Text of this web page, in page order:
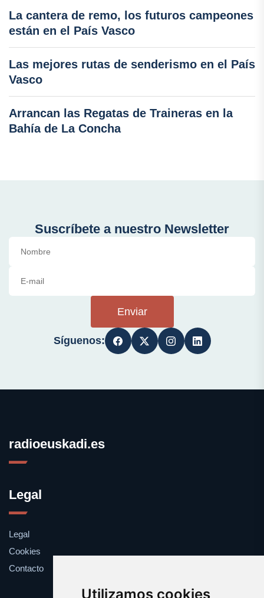
Utilizamos cookies
La cantera de remo, los futuros campeones
están en el País Vasco
Las mejores rutas de senderismo en el País
Vasco
Arrancan las Regatas de Traineras en la
Bahía de La Concha
Suscríbete a nuestro Newsletter
Enviar
Síguenos:
radioeuskadi.es
Legal
Legal
Cookies
Contacto